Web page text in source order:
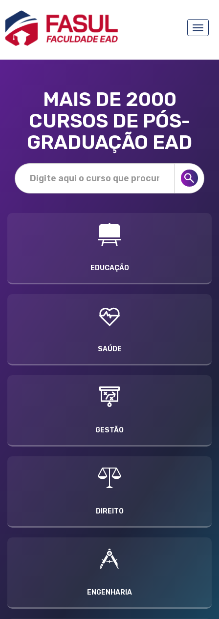
Toggle
MAIS DE 2000
CURSOS DE PÓS-
GRADUAÇÃO EAD
EDUCAÇÃO
SAÚDE
GESTÃO
DIREITO
ENGENHARIA